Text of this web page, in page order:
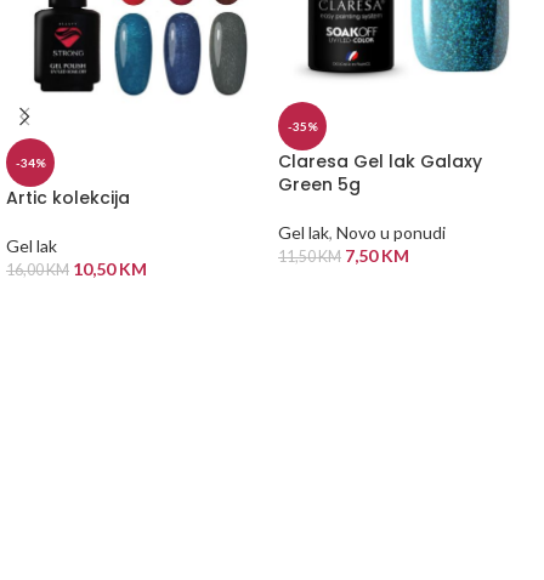
-34%
Artic kolekcija
Gel lak
16,00KM 10,50KM
-35%
Claresa Gel lak Galaxy
Green 5g
Gel lak, Novo u ponudi
11,50KM 7,50KM